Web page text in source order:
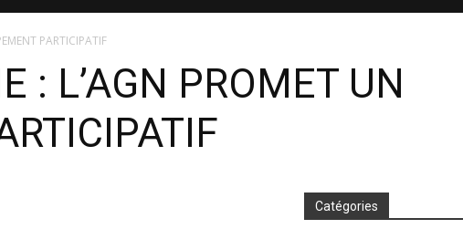
PARTICIPATIF
: L’AGN PROMET UN
Catégories